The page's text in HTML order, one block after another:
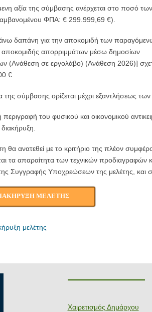
αξία της σύμβασης ανέρχεται στο ποσό
ΦΠΑ: € 299.999,69 €).
δαπάνη για την αποκομιδή των
απορριμμάτων μέσω δημοσίων
(Ανάθεση σε εργολάβο) (Ανάθεση 2026)]
€.
της σύμβασης ορίζεται μέχρι εξαντλήσεως
περιγραφή του φυσικού και οικονομικού
θα ανατεθεί με το κριτήριο της πλέον
τα απαραίτητα των τεχνικών προδιαγραφών
Συγγραφής Υποχρεώσεων της μελέτης,
ΜΕΛΕΤΗΣ
μελέτης
———————
Χαιρετισμός Δημάρχου